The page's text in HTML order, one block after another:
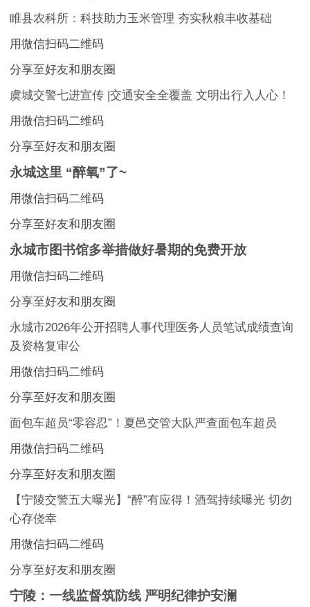
睢县农科所：科技助力玉米管理 夯实秋粮丰收基础
用微信扫码二维码
分享至好友和朋友圈
虞城交警七进宣传 |交通安全全覆盖 文明出行入人心！
用微信扫码二维码
分享至好友和朋友圈
永城这里 “醉氧”了~
用微信扫码二维码
分享至好友和朋友圈
永城市图书馆多举措做好暑期的免费开放
用微信扫码二维码
分享至好友和朋友圈
永城市2026年公开招聘人事代理医务人员笔试成绩查询
及资格复审公
用微信扫码二维码
分享至好友和朋友圈
面包车超员“零容忍”！夏邑交管大队严查面包车超员
用微信扫码二维码
分享至好友和朋友圈
【宁陵交警五大曝光】“醉”有应得！酒驾持续曝光 切勿
心存侥幸
用微信扫码二维码
分享至好友和朋友圈
宁陵：一线监督筑防线 严明纪律护安澜